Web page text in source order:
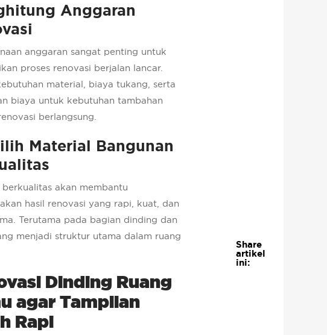
Anggaran
anggaran sangat penting untuk
proses renovasi berjalan lancar.
material, biaya tukang, serta
biaya untuk kebutuhan tambahan
berlangsung.
Material Bangunan
berkualitas akan membantu
hasil renovasi yang rapi, kuat, dan
Terutama pada bagian dinding dan
menjadi struktur utama dalam ruang
Dinding Ruang
agar Tampilan
Rapi
Share
artikel
ini: